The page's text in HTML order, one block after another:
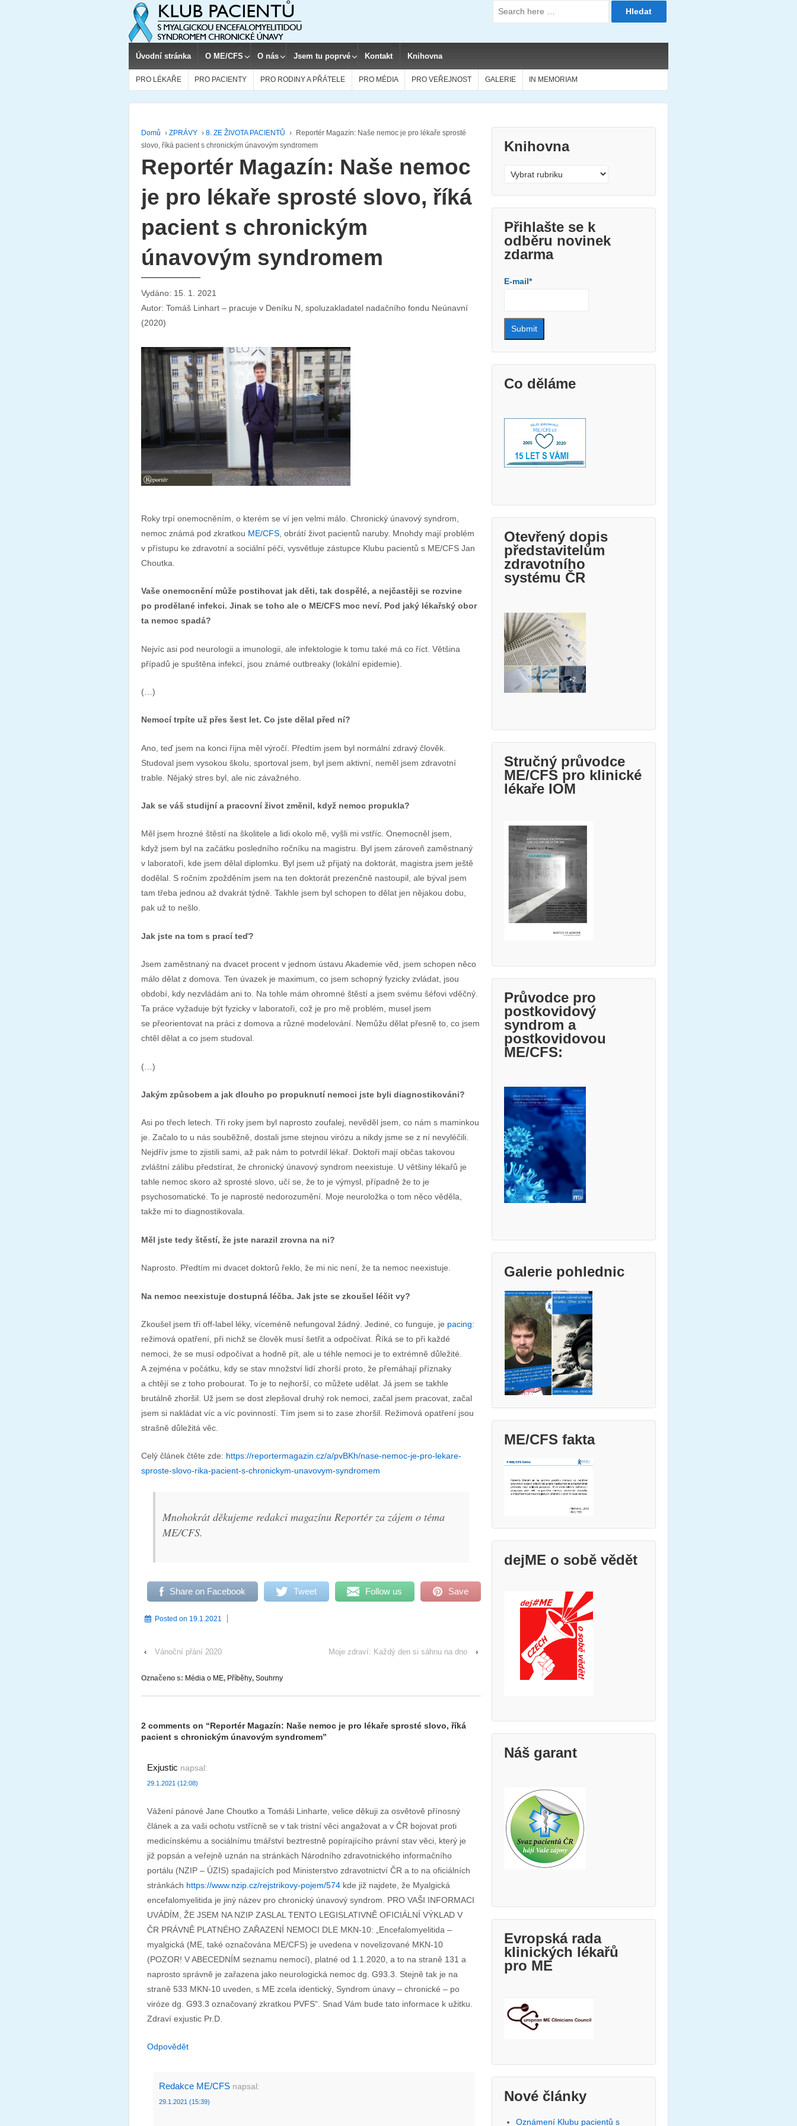
Search
for:
Úvodní stránka O ME/CFS O nás Jsem tu poprvé Kontakt Knihovna
PRO LÉKAŘE PRO PACIENTY PRO RODINY A PŘÁTELE PRO MÉDIA PRO VEŘEJNOST GALERIE IN MEMORIAM
Domů › ZPRÁVY › 8. ZE ŽIVOTA PACIENTŮ ›
Reportér Magazín: Naše nemoc je pro lékaře sprosté
slovo, říká pacient s chronickým únavovým syndromem
Reportér Magazín: Naše nemoc
je pro lékaře sprosté slovo, říká
pacient s chronickým
únavovým syndromem
Vydáno: 15. 1. 2021
Autor: Tomáš Linhart – pracuje v Deníku N, spoluzakladatel nadačního fondu Neúnavní
(2020)
Roky trpí onemocněním, o kterém se ví jen velmi málo. Chronický únavový syndrom,
nemoc známá pod zkratkou ME/CFS , obrátí život pacientů naruby. Mnohdy mají problém
v přístupu ke zdravotní a sociální péči, vysvětluje zástupce Klubu pacientů s ME/CFS Jan
Choutka.
Vaše onemocnění může postihovat jak děti, tak dospělé, a nejčastěji se rozvine
po prodělané infekci. Jinak se toho ale o ME/CFS moc neví. Pod jaký lékařský obor
ta nemoc spadá?
Nejvíc asi pod neurologii a imunologii, ale infektologie k tomu také má co říct. Většina
případů je spuštěna infekcí, jsou známé outbreaky (lokální epidemie).
(…)
Nemocí trpíte už přes šest let. Co jste dělal před ní?
Ano, teď jsem na konci října měl výročí. Předtím jsem byl normální zdravý člověk.
Studoval jsem vysokou školu, sportoval jsem, byl jsem aktivní, neměl jsem zdravotní
trable. Nějaký stres byl, ale nic závažného.
Jak se váš studijní a pracovní život změnil, když nemoc propukla?
Měl jsem hrozné štěstí na školitele a lidi okolo mě, vyšli mi vstříc. Onemocněl jsem,
když jsem byl na začátku posledního ročníku na magistru. Byl jsem zároveň zaměstnaný
v laboratoři, kde jsem dělal diplomku. Byl jsem už přijatý na doktorát, magistra jsem ještě
dodělal. S ročním zpožděním jsem na ten doktorát prezenčně nastoupil, ale býval jsem
tam třeba jednou až dvakrát týdně. Takhle jsem byl schopen to dělat jen nějakou dobu,
pak už to nešlo.
Jak jste na tom s prací teď?
Jsem zaměstnaný na dvacet procent v jednom ústavu Akademie věd, jsem schopen něco
málo dělat z domova. Ten úvazek je maximum, co jsem schopný fyzicky zvládat, jsou
období, kdy nezvládám ani to. Na tohle mám ohromné štěstí a jsem svému šéfovi vděčný.
Ta práce vyžaduje být fyzicky v laboratoři, což je pro mě problém, musel jsem
se přeorientovat na práci z domova a různé modelování. Nemůžu dělat přesně to, co jsem
chtěl dělat a co jsem studoval.
(…)
Jakým způsobem a jak dlouho po propuknutí nemoci jste byli diagnostikováni?
Asi po třech letech. Tři roky jsem byl naprosto zoufalej, nevěděl jsem, co nám s maminkou
je. Začalo to u nás souběžně, dostali jsme stejnou virózu a nikdy jsme se z ní nevyléčili.
Nejdřív jsme to zjistili sami, až pak nám to potvrdil lékař. Doktoři mají občas takovou
zvláštní zálibu předstírat, že chronický únavový syndrom neexistuje. U většiny lékařů je
tahle nemoc skoro až sprosté slovo, učí se, že to je výmysl, případně že to je
psychosomatické. To je naprosté nedorozumění. Moje neuroložka o tom něco věděla,
takže mi to diagnostikovala.
Měl jste tedy štěstí, že jste narazil zrovna na ni?
Naprosto. Předtím mi dvacet doktorů řeklo, že mi nic není, že ta nemoc neexistuje.
Na nemoc neexistuje dostupná léčba. Jak jste se zkoušel léčit vy?
Zkoušel jsem tři off-label léky, víceméně nefungoval žádný. Jediné, co funguje, je pacing:
režimová opatření, při nichž se člověk musí šetřit a odpočívat. Říká se to při každé
nemoci, že se musí odpočívat a hodně pít, ale u téhle nemoci je to extrémně důležité.
A zejména v počátku, kdy se stav množství lidí zhorší proto, že přemáhají příznaky
a chtějí se z toho probourat. To je to nejhorší, co můžete udělat. Já jsem se takhle
brutálně zhoršil. Už jsem se dost zlepšoval druhý rok nemoci, začal jsem pracovat, začal
jsem si nakládat víc a víc povinností. Tím jsem si to zase zhoršil. Režimová opatření jsou
strašně důležitá věc.
Celý článek čtěte zde: https://reportermagazin.cz/a/pvBKh/nase-nemoc-je-pro-lekare-
sproste-slovo-rika-pacient-s-chronickym-unavovym-syndromem
Mnohokrát děkujeme redakci magazínu Reportér za zájem o téma
ME/CFS.
Share on Facebook Tweet Follow us Save
Posted on 19.1.2021
‹ Vánoční přání 2020 Moje zdraví: Každý den si sáhnu na dno ›
Označeno s: Média o ME, Příběhy, Souhrny
2 comments on “Reportér Magazín: Naše nemoc je pro lékaře sprosté slovo, říká
pacient s chronickým únavovým syndromem”
Exjustic napsal:
29.1.2021 (12:08)
Vážení pánové Jane Choutko a Tomáši Linharte, velice děkuji za osvětově přínosný
článek a za vaši ochotu vstřícně se v tak tristní věci angažovat a v ČR bojovat proti
medicínskému a sociálnímu tmářství beztrestně popírajícího právní stav věci, který je
již popsán a veřejně uznán na stránkách Národního zdravotnického informačního
portálu (NZIP – ÚZIS) spadajících pod Ministerstvo zdravotnictví ČR a to na oficiálních
stránkách https://www.nzip.cz/rejstrikovy-pojem/574 kde již najdete, že Myalgická
encefalomyelitida je jiný název pro chronický únavový syndrom. PRO VAŠI INFORMACI
UVÁDÍM, ŽE JSEM NA NZIP ZASLAL TENTO LEGISLATIVNĚ OFICIÁLNÍ VÝKLAD V
ČR PRÁVNĚ PLATNÉHO ZAŘAZENÍ NEMOCI DLE MKN-10: „Encefalomyelitida –
myalgická (ME, také označována ME/CFS) je uvedena v novelizované MKN-10
(POZOR! V ABECEDNÍM seznamu nemocí), platné od 1.1.2020, a to na straně 131 a
naprosto správně je zařazena jako neurologická nemoc dg. G93.3. Stejně tak je na
straně 533 MKN-10 uveden, s ME zcela identický, Syndrom únavy – chronické – po
viróze dg. G93.3 označovaný zkratkou PVFS“. Snad Vám bude tato informace k užitku.
Zdraví exjustic Pr.D.
Odpovědět
Redakce ME/CFS napsal:
29.1.2021 (15:39)
Knihovna
Knihovna
Přihlašte se k
odběru novinek
zdarma
E-mail*
Co děláme
Otevřený dopis
představitelům
zdravotního
systému ČR
Stručný průvodce
ME/CFS pro klinické
lékaře IOM
Průvodce pro
postkovidový
syndrom a
postkovidovou
ME/CFS:
Galerie pohlednic
ME/CFS fakta
dejME o sobě vědět
Náš garant
Evropská rada
klinických lékařů
pro ME
Nové články
Oznámení Klubu pacientů s